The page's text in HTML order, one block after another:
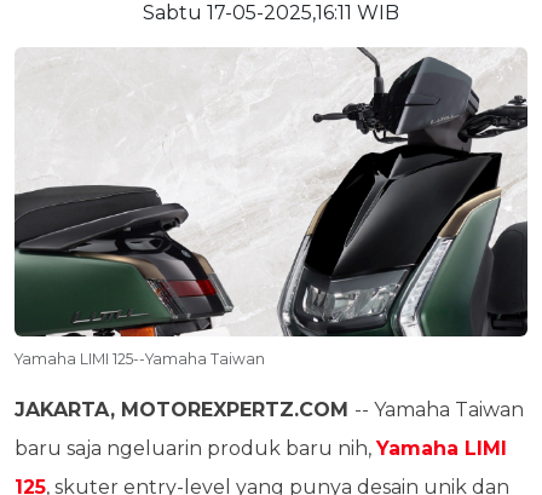
Sabtu 17-05-2025,16:11 WIB
Yamaha LIMI 125--Yamaha Taiwan
JAKARTA, MOTOREXPERTZ.COM -- Yamaha Taiwan
baru saja ngeluarin produk baru nih,Yamaha LIMI
125, skuter entry-level yang punya desain unik dan